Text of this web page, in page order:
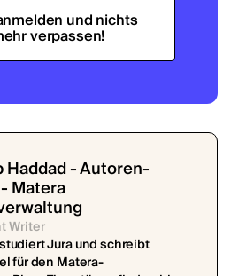
und nichts
verpassen!
Haddad - Autoren-
Matera
Writer
Jura und schreibt
für den Matera-